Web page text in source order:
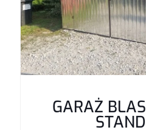
GARAŻ